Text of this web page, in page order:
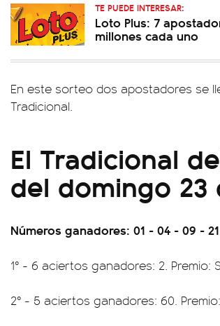
TE PUEDE INTERESAR:
Loto Plus: 7
millones cada uno
En este sorteo dos apostadores se
Tradicional.
El Tradicional
del domingo 23
Números ganadores: 01 - 04 - 09 -
1° - 6 aciertos ganadores: 2. Premio:
2° - 5 aciertos ganadores: 60. Premio: